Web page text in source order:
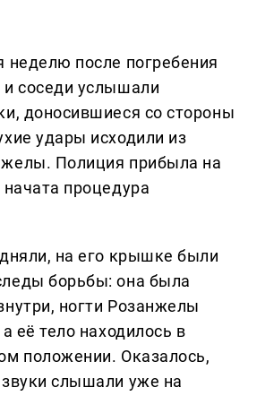
неделю после погребения
и соседи услышали
доносившиеся со стороны
удары исходили из
Полиция прибыла на
процедура
на его крышке были
борьбы: она была
ногти Розанжелы
её тело находилось в
положении. Оказалось,
слышали уже на